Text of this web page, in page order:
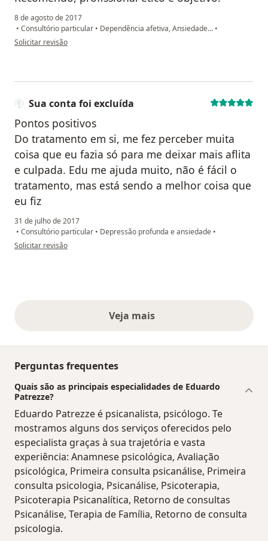
8 de agosto de 2017
• Consultório particular • Dependência afetiva, Ansiedade... •
na opinião do utilizador JULIANA C.
Solicitar revisão
Sua conta foi excluída
Pontos positivos
Do tratamento em si, me fez perceber muita
coisa que eu fazia só para me deixar mais aflita
e culpada. Edu me ajuda muito, não é fácil o
tratamento, mas está sendo a melhor coisa que
eu fiz
31 de julho de 2017
• Consultório particular • Depressão profunda e ansiedade •
na opinião do utilizador Sua conta foi excluída
Solicitar revisão
Veja maisopiniões acima
Perguntas frequentes
Quais são as principais especialidades de Eduardo
Patrezze?
Eduardo Patrezze é psicanalista, psicólogo. Te
mostramos alguns dos serviços oferecidos pelo
especialista graças à sua trajetória e vasta
experiência: Anamnese psicológica, Avaliação
psicológica, Primeira consulta psicanálise, Primeira
consulta psicologia, Psicanálise, Psicoterapia,
Psicoterapia Psicanalítica, Retorno de consultas
Psicanálise, Terapia de Família, Retorno de consulta
psicologia.